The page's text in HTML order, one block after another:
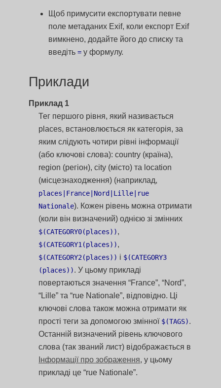
Щоб примусити експортувати певне
поле метаданих Exif, коли експорт Exif
вимкнено, додайте його до списку та
введіть= у формулу.
Приклади
Приклад 1
Тег першого рівня, який називається
places, встановлюється як категорія, за
яким слідують чотири рівні інформації
(або ключові слова): country (країна),
region (регіон), city (місто) та location
(місцезнаходження) (наприклад,
places|France|Nord|Lille|rue
Nationale). Кожен рівень можна отримати
(коли він визначений) однією зі змінних
$(CATEGORY0(places)),
$(CATEGORY1(places)),
$(CATEGORY2(places)) і $(CATEGORY3
(places)). У цьому прикладі
повертаються значення “France”, “Nord”,
“Lille” та “rue Nationale”, відповідно. Ці
ключові слова також можна отримати як
прості теги за допомогою змінної $(TAGS).
Останній визначений рівень ключового
слова (так званий лист) відображається в
Інформації про зображення, у цьому
прикладі це “rue Nationale”.